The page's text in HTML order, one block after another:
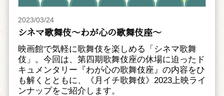
2023/03/24
シネマ歌舞伎～わが心の歌舞伎座～
映画館で気軽に歌舞伎を楽しめる「シネマ歌舞
伎」。今回は、第四期歌舞伎座の休場に迫ったド
キュメンタリー『わが心の歌舞伎座』の内容をひ
も解くとともに、《月イチ歌舞伎》2023上映ライ
ンナップをご紹介します。